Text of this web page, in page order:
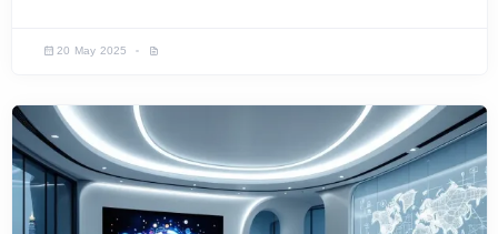
20 May 2025